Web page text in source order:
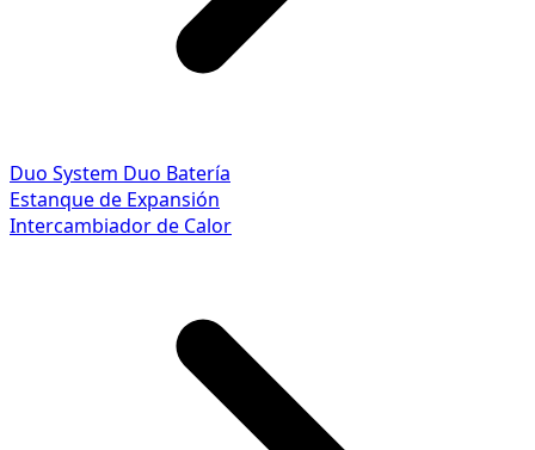
Duo System Duo Batería
Estanque de Expansión
Intercambiador de Calor